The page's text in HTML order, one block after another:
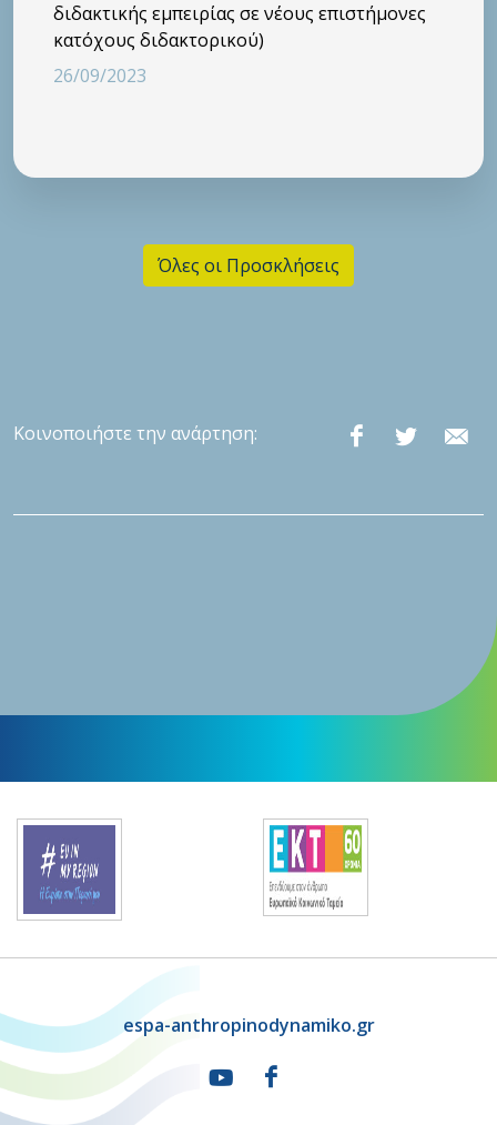
διδακτικής εμπειρίας σε νέους επιστήμονες
κατόχους διδακτορικού)
26/09/2023
Όλες οι Προσκλήσεις
Κοινοποιήστε την ανάρτηση:
espa-anthropinodynamiko.gr